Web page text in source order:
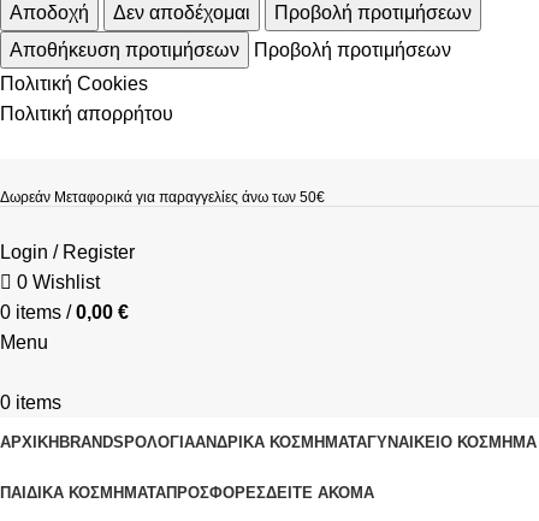
Αποδοχή
Δεν αποδέχομαι
Προβολή προτιμήσεων
Αποθήκευση προτιμήσεων
Προβολή προτιμήσεων
Πολιτική Cookies
Πολιτική απορρήτου
Δωρεάν Μεταφορικά για παραγγελίες άνω των 50€
Login / Register
0 Wishlist
0 items / 0,00 €
Menu
0 items
ΑΡΧΙΚΗ BRANDS ΡΟΛΌΓΙΑΑΝΔΡΙΚΆ ΚΟΣΜΉΜΑΤΑΓΥΝΑΙΚΕΊΟ ΚΟΣΜΉΜΑ
ΠΑΙΔΙΚΆ ΚΟΣΜΉΜΑΤΑΠΡΟΣΦΟΡΈΣΔΕΊΤΕ ΑΚΌΜΑ